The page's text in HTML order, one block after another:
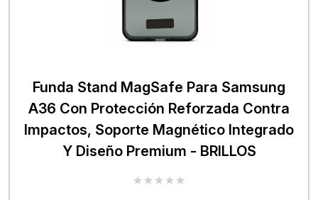
Funda Stand MagSafe Para Samsung
A36 Con Protección Reforzada Contra
Impactos, Soporte Magnético Integrado
Y Diseño Premium - BRILLOS